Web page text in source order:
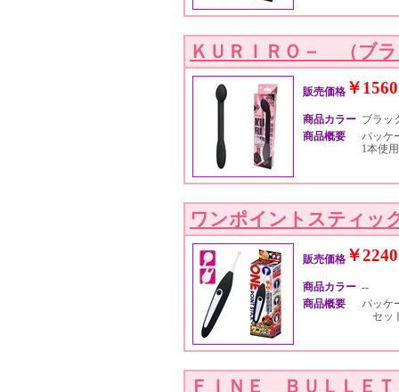
ＫＵＲＩＲＯ－ （ブ
販売価格 ￥1560
商品カラー ブラッ
商品概要
パッケ
1本使用
ワンポイントスティッ
販売価格 ￥2240
商品カラー --
商品概要
パッケ
セッ
ＦＩＮＥ ＢＵＬＬＥ